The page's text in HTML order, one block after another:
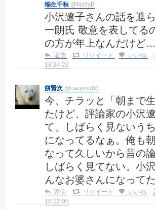
稲生千秋 @Ns9yB
小沢遼子さんの話を遮
一朗氏 敬意を表してる
の方が年上なんだけど…
返信 リツイート いいね
18:24:22
餅賢次 @naojiixx88
今、チラッと「朝まで
たけど、評論家の小沢
て、しばらく見ないう
になってるなぁ。俺も
なって久しいから昔の
しばらく見てない。小
んなお婆さんになってた
返信 リツイート いいね
18:22:05